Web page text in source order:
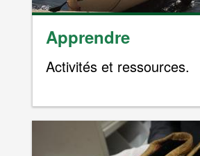
Apprendre
Activités et ressources.